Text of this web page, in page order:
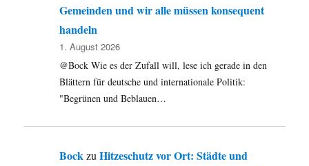
Gemeinden und wir alle müssen konsequent
handeln
1. August 2026
@Bock Wie es der Zufall will, lese ich gerade in den
Blättern für deutsche und internationale Politik:
"Begrünen und Beblauen…
BockzuHitzeschutz vor Ort: Städte und